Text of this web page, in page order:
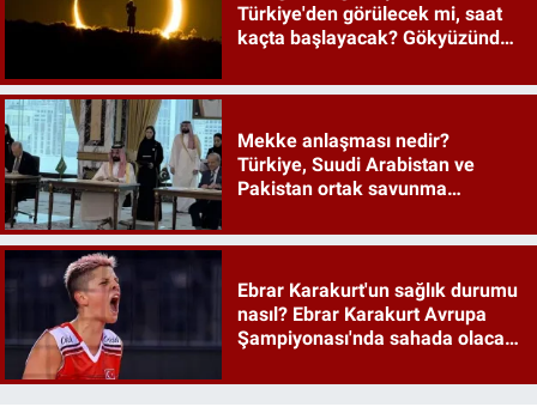
Türkiye'den görülecek mi, saat
kaçta başlayacak? Gökyüzünde
Mekke anlaşması nedir?
Türkiye, Suudi Arabistan ve
Pakistan ortak savunma
Ebrar Karakurt'un sağlık durumu
nasıl? Ebrar Karakurt Avrupa
Şampiyonası'nda sahada olacak